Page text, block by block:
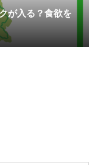
が入る？食欲を